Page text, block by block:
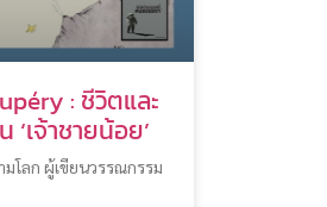
: ชีวิตและ
เจ้าชายน้อย’
โลก ผู้เขียนวรรณกรรม